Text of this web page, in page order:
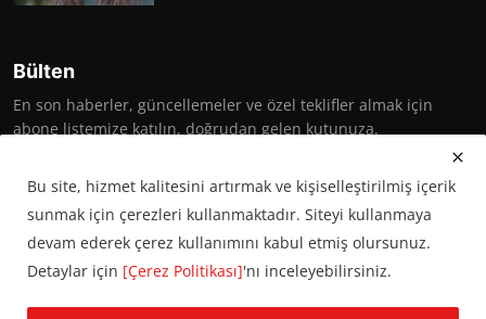
Bülten
En son haberler, güncellemeler ve özel teklifler almak için
abone listemize katılın, doğrudan gelen kutunuza.
Abone Ol
Bu site, hizmet kalitesini artırmak ve kişiselleştirilmiş içerik
sunmak için çerezleri kullanmaktadır. Siteyi kullanmaya
devam ederek çerez kullanımını kabul etmiş olursunuz.
Detaylar için [Çerez Politikası]'nı inceleyebilirsiniz.